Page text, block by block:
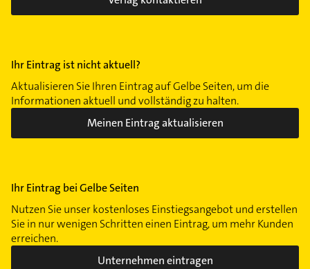
Ihr Eintrag ist nicht aktuell?
Aktualisieren Sie Ihren Eintrag auf Gelbe Seiten, um die
Informationen aktuell und vollständig zu halten.
Meinen Eintrag aktualisieren
Ihr Eintrag bei Gelbe Seiten
Nutzen Sie unser kostenloses Einstiegsangebot und erstellen
Sie in nur wenigen Schritten einen Eintrag, um mehr Kunden
erreichen.
Unternehmen eintragen